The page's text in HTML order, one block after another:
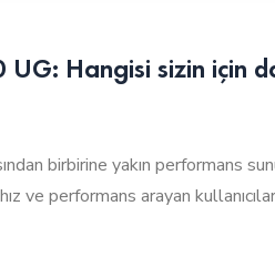
Hangisi sizin için
birbirine yakın performans
performans arayan kullanıcılar